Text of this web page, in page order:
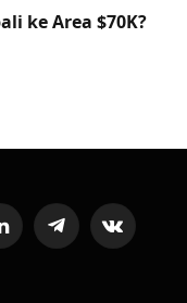
ke Area $70K?
TelegramVKontakte